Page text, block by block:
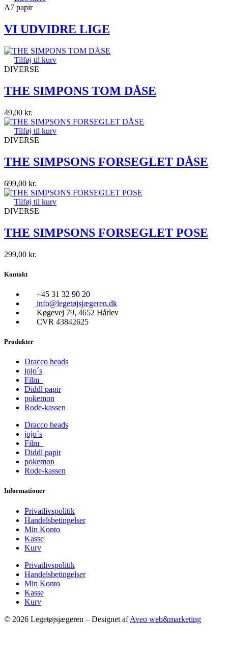
A7 papir
VI UDVIDRE LIGE
Tilføj til kurv
DIVERSE
THE SIMPONS TOM DÅSE
49,00 kr.
Tilføj til kurv
DIVERSE
THE SIMPSONS FORSEGLET DÅSE
699,00 kr.
Tilføj til kurv
DIVERSE
THE SIMPSONS FORSEGLET POSE
299,00 kr.
Kontakt
+45 31 32 90 20
info@legetøjsjægeren.dk
Køgevej 79, 4652 Hårlev
CVR 43842625
Produkter
Dracco heads
jojo´s
Film
Diddl papir
pokemon
Rode-kassen
Dracco heads
jojo´s
Film
Diddl papir
pokemon
Rode-kassen
Informationer
Privatlivspolitik
Handelsbetingelser
Min Konto
Kasse
Kurv
Privatlivspolitik
Handelsbetingelser
Min Konto
Kasse
Kurv
© 2026 Legetøjsjægeren – Designet afAveo web&marketing